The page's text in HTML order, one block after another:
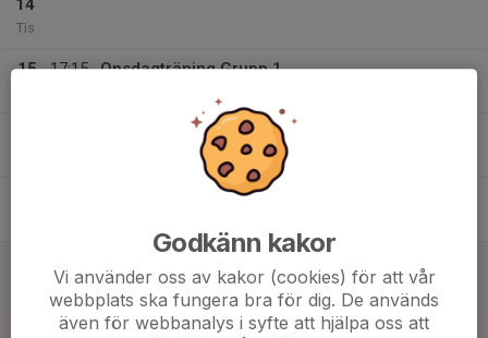
14
Tis
15
17:15
Onsdagträning Grupp 1
Godkänn kakor
Vi använder oss av kakor (cookies) för att vår
webbplats ska fungera bra för dig. De används
även för webbanalys i syfte att hjälpa oss att